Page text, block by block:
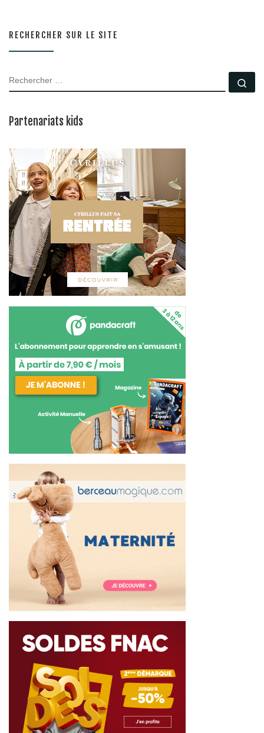
RECHERCHER SUR LE SITE
RECHERCHER
Partenariats kids